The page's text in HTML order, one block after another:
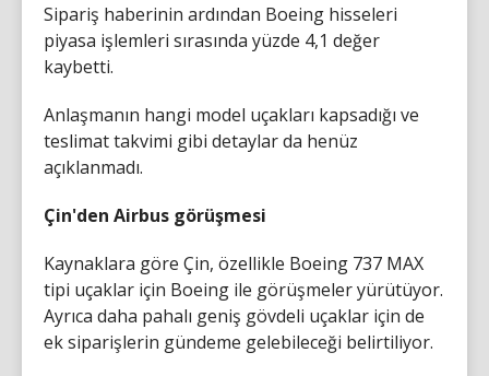
Sipariş haberinin ardından Boeing hisseleri
piyasa işlemleri sırasında yüzde 4,1 değer
kaybetti.
Anlaşmanın hangi model uçakları kapsadığı ve
teslimat takvimi gibi detaylar da henüz
açıklanmadı.
Çin'den Airbus görüşmesi
Kaynaklara göre Çin, özellikle Boeing 737 MAX
tipi uçaklar için Boeing ile görüşmeler yürütüyor.
Ayrıca daha pahalı geniş gövdeli uçaklar için de
ek siparişlerin gündeme gelebileceği belirtiliyor.